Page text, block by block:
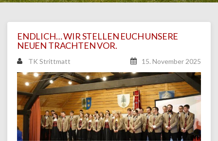
ENDLICH… WIR STELLEN EUCH UNSERE
NEUEN TRACHTEN VOR.
TK Strittmatt 15. November 2025